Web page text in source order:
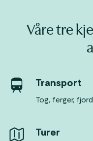
Våre tre
Transport
Tog, ferger,
Turer